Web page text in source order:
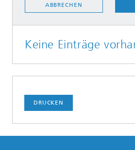
ABBRECHEN
Keine Einträge
DRUCKEN